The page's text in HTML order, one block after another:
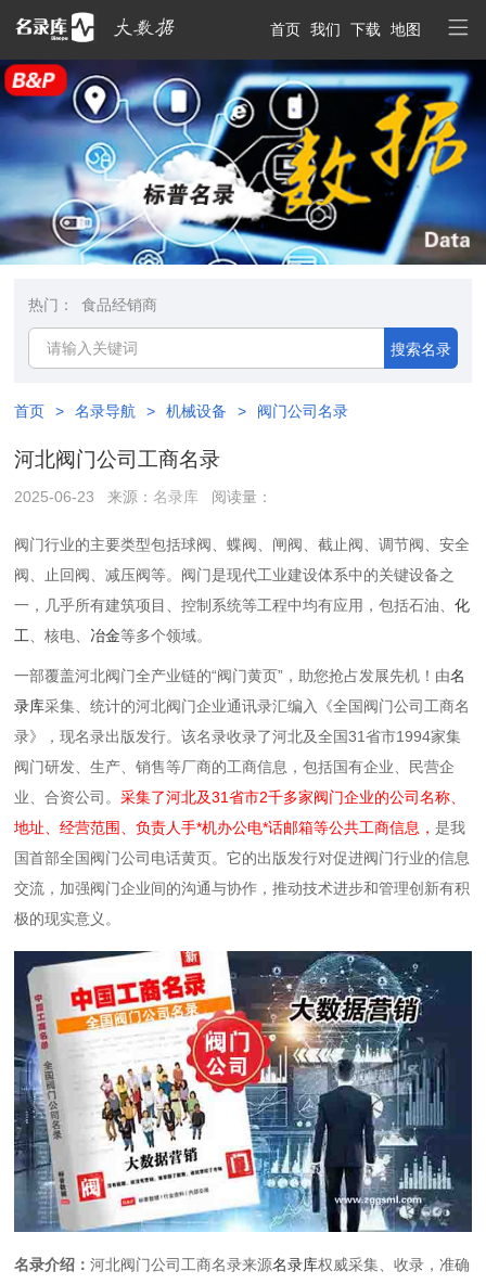
首页 我们 下载 地图
热门： 食品经销商
搜索名录
首页 > 名录导航 > 机械设备 > 阀门公司名录
河北阀门公司工商名录
2025-06-23 来源：名录库 阅读量：
阀门行业的主要类型包括‌球阀‌、蝶阀‌、闸阀、截止阀、调节阀、安全
阀、止回阀、减压阀等。阀门是现代工业建设体系中的关键设备之
一，几乎所有建筑项目、控制系统等工程中均有应用，包括石油、化
工 、核电、 冶金等多个领域。
一部覆盖河北阀门全产业链的“阀门黄页”，助您抢占发展先机！由名
录库采集、统计的河北阀门企业通讯录汇编入《全国阀门公司工商名
录》，现名录出版发行。该名录收录了河北及全国31省市1994家集
阀门研发、生产、销售等厂商的工商信息，包括国有企业、民营企
业、合资公司。采集了河北及31省市2千多家阀门企业的公司名称、
地址、经营范围、负责人手*机办公电*话邮箱等公共工商信息，是我
国首部全国阀门公司电话黄页。它的出版发行对促进阀门行业的信息
交流，加强阀门企业间的沟通与协作，推动技术进步和管理创新有积
极的现实意义。
名录介绍：河北阀门公司工商名录来源名录库权威采集、收录，准确